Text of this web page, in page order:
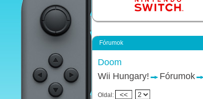
Fórumok
Doom
Wii Hungary!
Fórumok
Oldal: <<